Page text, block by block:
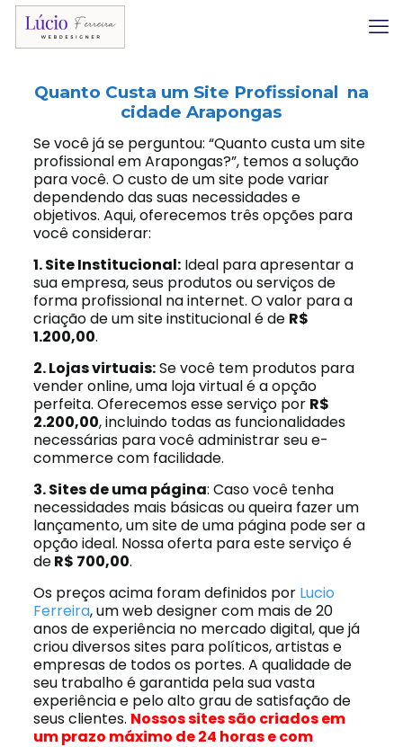
Quanto Custa um Site Profissional na
cidade Arapongas
Se você já se perguntou: “Quanto custa um site
profissional em Arapongas?”, temos a solução
para você. O custo de um site pode variar
dependendo das suas necessidades e
objetivos. Aqui, oferecemos três opções para
você considerar:
1. Site Institucional:Ideal para apresentar a
sua empresa, seus produtos ou serviços de
forma profissional na internet. O valor para a
criação de um site institucional é de R$
1.200,00.
2. Lojas virtuais:Se você tem produtos para
vender online, uma loja virtual é a opção
perfeita. Oferecemos esse serviço por R$
2.200,00, incluindo todas as funcionalidades
necessárias para você administrar seu e-
commerce com facilidade.
3. Sites de uma página: Caso você tenha
necessidades mais básicas ou queira fazer um
lançamento, um site de uma página pode ser a
opção ideal. Nossa oferta para este serviço é
deR$ 700,00.
Os preços acima foram definidos por Lucio
Ferreira, um web designer com mais de 20
anos de experiência no mercado digital, que já
criou diversos sites para políticos, artistas e
empresas de todos os portes. A qualidade de
seu trabalho é garantida pela sua vasta
experiência e pelo alto grau de satisfação de
seus clientes. Nossos sites são criados em
um prazo máximo de 24 horas e com